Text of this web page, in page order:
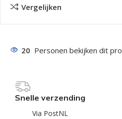
Vergelijken
20 Personen bekijken dit
Snelle verzending
Via PostNL